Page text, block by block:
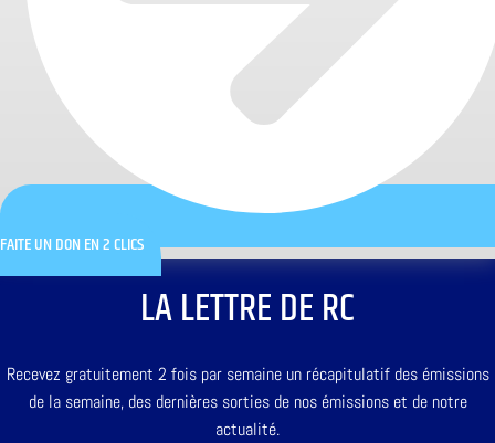
FAITE UN DON EN 2 CLICS
LA LETTRE DE RC
Recevez gratuitement 2 fois par semaine un récapitulatif des émissions
de la semaine, des dernières sorties de nos émissions et de notre
actualité.